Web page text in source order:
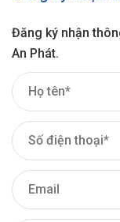
Đăng ký nhận
An Phát.